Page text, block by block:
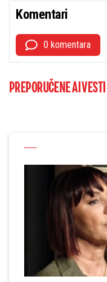
Komentari
0 komentara
PREPORUČENE AI VESTI